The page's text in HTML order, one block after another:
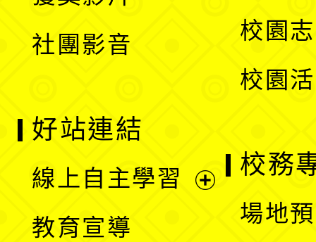
社團影音
校園
校園
好站連結
線上自主學習
教育宣導
校務
場地